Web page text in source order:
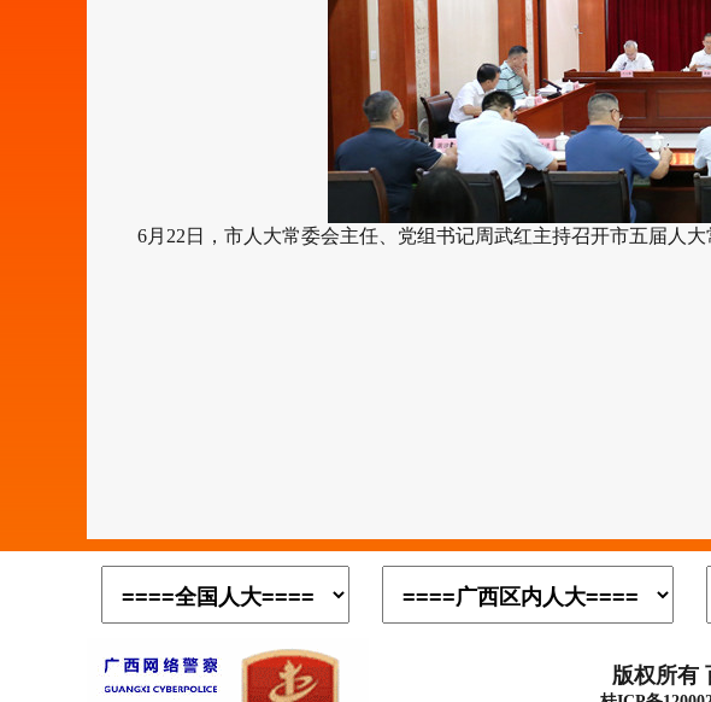
6月22日，市人大常委会主任、党组书记周武红主持召开市五届人大
版权所有